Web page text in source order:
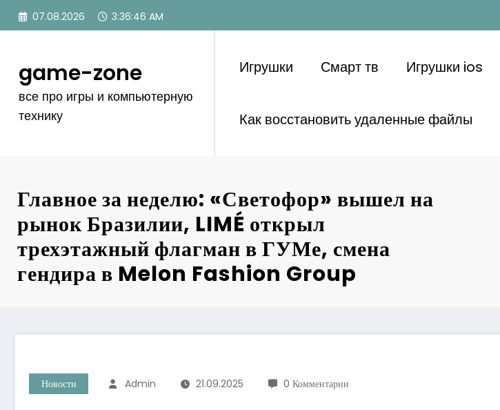
Перейти
07.08.2026 3:36:47 AM
game-zone
все про игры и компьютерную
технику
Игрушки Смарт тв Игрушки ios
Как восстановить удаленные файлы
Главное за неделю: «Светофор» вышел на
рынок Бразилии, LIMÉ открыл
трехэтажный флагман в ГУМе, смена
гендира в Melon Fashion Group
Новости Admin 21.09.2025 0 Комментарии